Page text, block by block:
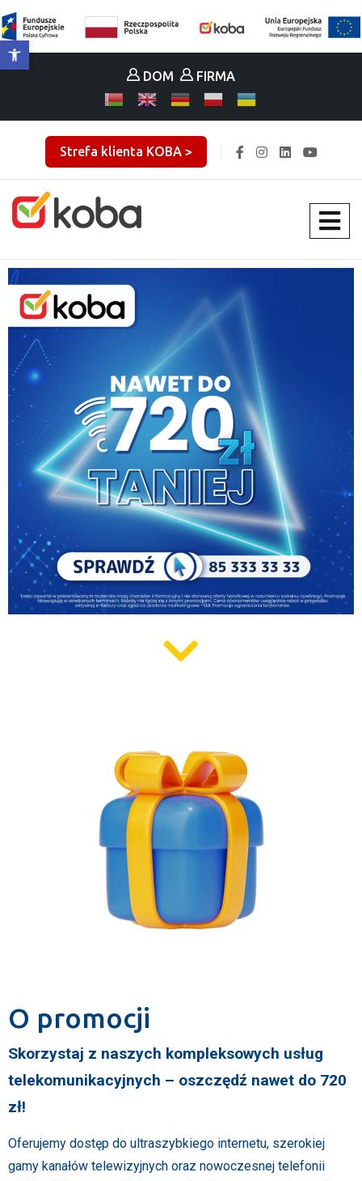
DOM FIRMA
Strefa klienta KOBA >
O promocji
Skorzystaj z naszych kompleksowych usług
telekomunikacyjnych – oszczędź nawet do 720
zł!
Oferujemy dostęp do ultraszybkiego internetu, szerokiej
gamy kanałów telewizyjnych oraz nowoczesnej telefonii
Otwórz pasek narzędzi